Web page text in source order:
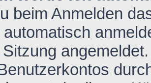
beim Anmelden